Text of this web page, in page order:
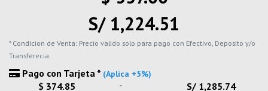
S/ 1,224.51
* Condicion de Venta: Precio valido solo para pago con Efectivo, Deposito y/o
Transferecia.
Pago con Tarjeta * (Aplica +5%)
$ 374.85 - S/ 1,285.74